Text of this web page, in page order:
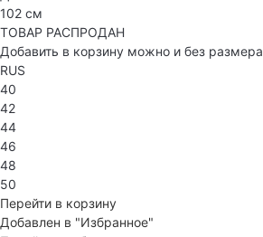
102 см
ТОВАР РАСПРОДАН
Добавить в корзину можно и без размера
RUS
40
42
44
46
48
50
Перейти в корзину
Добавлен в "Избранное"